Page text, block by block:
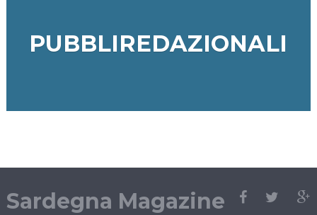
PUBBLIREDAZIONALI
Sardegna Magazine